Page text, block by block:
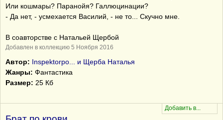
Или кошмары? Паранойя? Галлюцинации?
- Да нет, - усмехается Василий, - не то... Скучно мне.
В соавторстве с Натальей Щербой
Добавлен в коллекцию 5 Ноября 2016
Автор: Inspektorpo... и Щерба Наталья
Жанры: Фантастика
Размер: 25 Кб